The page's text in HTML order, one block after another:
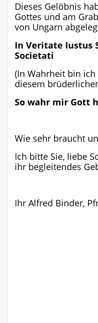
Dieses Gelöbnis
Gottes und am
von Ungarn
In Veritate Iustus
Societati
(In Wahrheit bin
diesem
So wahr mir Gott
Wie sehr braucht
Ich bitte Sie, liebe
ihr begleitendes
Ihr Alfred Binder,